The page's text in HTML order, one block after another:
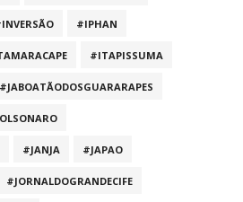
#IPHAN
#ITAPISSUMA
#JABOATÃODOSGUARARAPES
#JANJA #JAPAO
#JORNALDOGRANDECIFE